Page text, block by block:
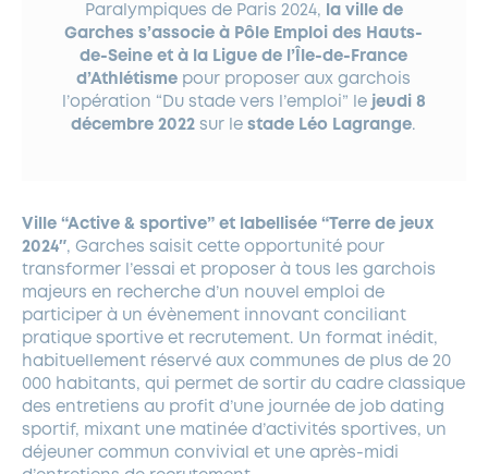
Paralympiques de Paris 2024,
la ville de
Garches s’associe à Pôle Emploi des Hauts-
de-Seine et à la Ligue de l’Île-de-France
d’Athlétisme pour proposer aux garchois
l’opération “Du stade vers l’emploi” le jeudi 8
décembre 2022 sur lestade Léo Lagrange.
Ville “Active & sportive” et labellisée “Terre de jeux
2024″, Garches saisit cette opportunité pour
transformer l’essai et proposer à tous les garchois
majeurs en recherche d’un nouvel emploi de
participer à un évènement innovant conciliant
pratique sportive et recrutement. Un format inédit,
habituellement réservé aux communes de plus de 20
000 habitants, qui permet de sortir du cadre classique
des entretiens au profit d’une journée de job dating
sportif, mixant une matinée d’activités sportives, un
déjeuner commun convivial et une après-midi